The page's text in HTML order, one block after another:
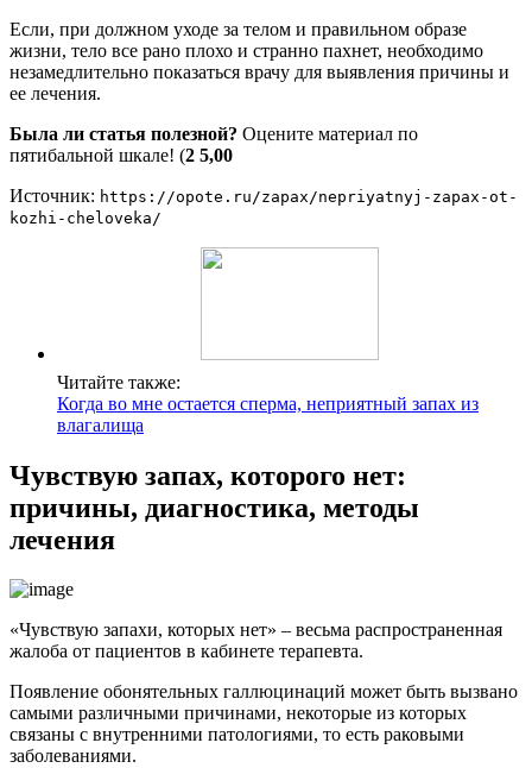
Если, при должном уходе за телом и правильном образе
жизни, тело все рано плохо и странно пахнет, необходимо
незамедлительно показаться врачу для выявления причины и
ее лечения.
Была ли статья полезной? Оцените материал по
пятибальной шкале! (2 5,00
Источник: https://opote.ru/zapax/nepriyatnyj-zapax-ot-
kozhi-cheloveka/
Читайте также:
Когда во мне остается сперма, неприятный запах из
влагалища
Чувствую запах, которого нет:
причины, диагностика, методы
лечения
«Чувствую запахи, которых нет» – весьма распространенная
жалоба от пациентов в кабинете терапевта.
Появление обонятельных галлюцинаций может быть вызвано
самыми различными причинами, некоторые из которых
связаны с внутренними патологиями, то есть раковыми
заболеваниями.